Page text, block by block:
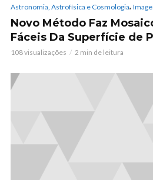
Astronomia, Astrofísica e Cosmologia,
Novo Método Faz
Fáceis Da Superfície de
108 visualizações 2 min de leitura